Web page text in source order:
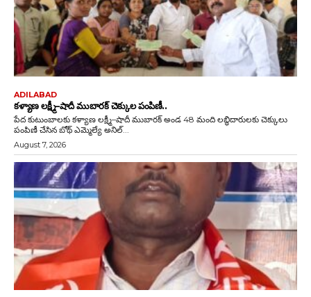
ADILABAD
కళ్యాణ లక్ష్మీ–షాదీ ముబారక్ చెక్కుల పంపిణీ..
పేద కుటుంబాలకు కళ్యాణ లక్ష్మీ–షాదీ ముబారక్ అండ 48 మంది లబ్ధిదారులకు చెక్కులు
పంపిణీ చేసిన బోథ్ ఎమ్మెల్యే అనిల్...
August 7, 2026